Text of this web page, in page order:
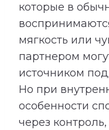
которые в
мягкость или
партнером
источником
Но при
особенности
через